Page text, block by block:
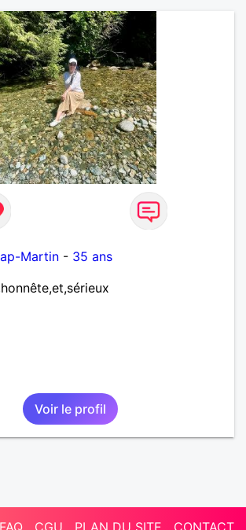
: un mot doux, un fou rire, une
Je cherche une relation équilibrée,
de passion et d’authenticité.
Martin - 35 ans
Voir le profil
FAQ CGU PLAN DU SITE CONTACT